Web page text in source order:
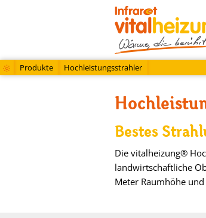
Produkte Hochleistungsstrahler
Bestes
Die vitalheizung®
landwirtschaftliche
Meter Raumhöhe